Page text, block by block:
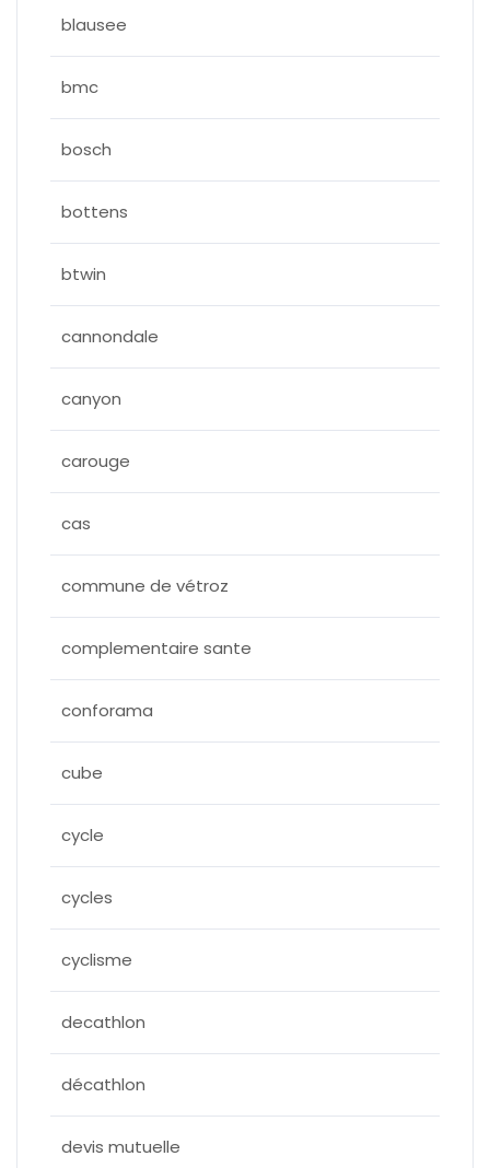
blausee
bmc
bosch
bottens
btwin
cannondale
canyon
carouge
cas
commune de vétroz
complementaire sante
conforama
cube
cycle
cycles
cyclisme
decathlon
décathlon
devis mutuelle